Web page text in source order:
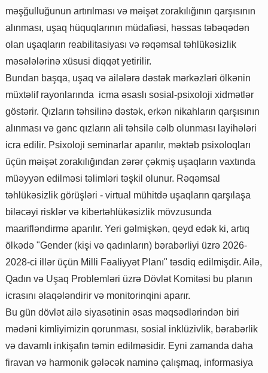
məşğulluğunun artırılması və məişət zorakılığının qarşısının
alınması, uşaq hüquqlarının müdafiəsi, həssas təbəqədən
olan uşaqların reabilitasiyası və rəqəmsal təhlükəsizlik
məsələlərinə xüsusi diqqət yetirilir.
Bundan başqa, uşaq və ailələrə dəstək mərkəzləri ölkənin
müxtəlif rayonlarında icma əsaslı sosial-psixoloji xidmətlər
göstərir. Qızların təhsilinə dəstək, erkən nikahların qarşısının
alınması və gənc qızların ali təhsilə cəlb olunması layihələri
icra edilir. Psixoloji seminarlar aparılır, məktəb psixoloqları
üçün məişət zorakılığından zərər çəkmiş uşaqların vaxtında
müəyyən edilməsi təlimləri təşkil olunur. Rəqəmsal
təhlükəsizlik görüşləri - virtual mühitdə uşaqların qarşılaşa
biləcəyi risklər və kibertəhlükəsizlik mövzusunda
maarifləndirmə aparılır. Yeri gəlmişkən, qeyd edək ki, artıq
ölkədə "Gender (kişi və qadınların) bərabərliyi üzrə 2026-
2028-ci illər üçün Milli Fəaliyyət Planı" təsdiq edilmişdir. Ailə,
Qadın və Uşaq Problemləri üzrə Dövlət Komitəsi bu planın
icrasını əlaqələndirir və monitorinqini aparır.
Bu gün dövlət ailə siyasətinin əsas məqsədlərindən biri
mədəni kimliyimizin qorunması, sosial inklüzivlik, bərabərlik
və davamlı inkişafın təmin edilməsidir. Eyni zamanda daha
firavan və harmonik gələcək naminə çalışmaq, informasiya